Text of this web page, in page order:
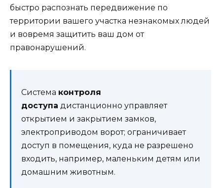
быстро распознать передвижение по
территории вашего участка незнакомых людей
и вовремя защитить ваш дом от
правонарушений.
Система контроля
доступа дистанционно управляет
открытием и закрытием замков,
электроприводом ворот; ограничивает
доступ в помещения, куда не разрешено
входить, например, маленьким детям или
домашним животным.